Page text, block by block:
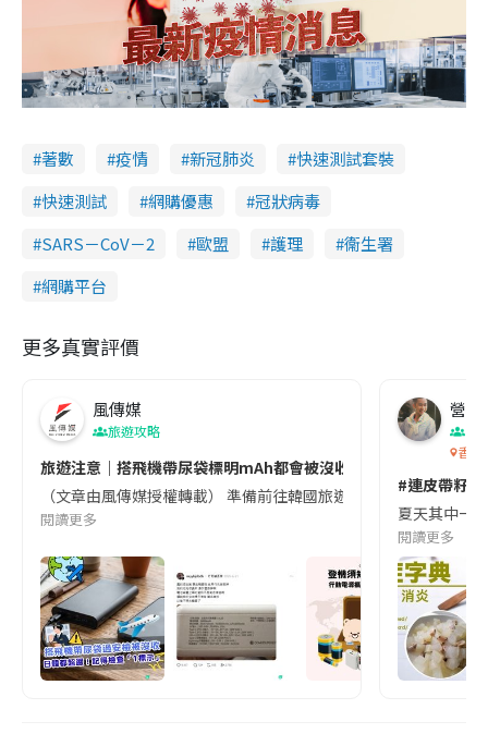
著數 疫情 新冠肺炎
快速測試套裝
快速測試
網購優惠
冠狀病毒
SARS－CoV－2
歐盟 護理
衞生署
網購平台
更多真實評價
風傳媒
旅遊攻略
旅遊注意｜搭飛機帶尿袋標明mAh都會被沒收😱出發前切記檢查
（文章由風傳媒授權轉載） 準備前往韓國旅遊的民眾，近期要
閱讀更多
營養
香港
#連皮帶籽
夏天其中一
閱讀更多